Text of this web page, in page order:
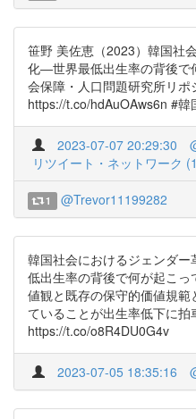
笹野 美佐恵（2023）韓国社
化―世界最低出生率の背後で
会保障・人口問題研究所リポ
https://t.co/hdAuOAws6n #
2023-07-07 20:29:30
リツイート・ネットワーク
1 @Trevor11199282
韓国社会におけるジェンダ
低出生率の背後で何が起こ
値観と既存の保守的価値規
ていることが出生率低下に拍
https://t.co/o8R4DU0G4v
2023-07-05 18:35:16